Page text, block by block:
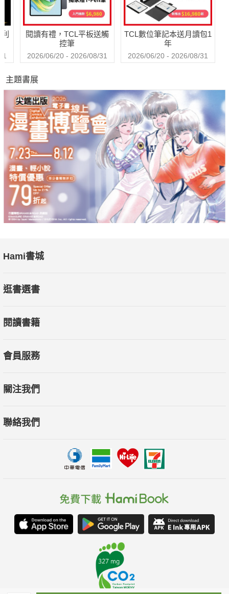
閱讀有禮，TCL平板送觸
控筆
2026/06/20 - 2026/08/31
TCL數位筆記本送月讀包1
年
2026/06/20 - 2026/08/31
主題書展
Hami書城
逛書選書
閱讀書籍
會員服務
關注我們
聯絡我們